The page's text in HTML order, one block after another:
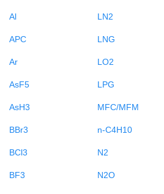
Al
APC
Ar
AsF5
AsH3
BBr3
BCl3
BF3
LN2
LNG
LO2
LPG
MFC/MFM
n-C4H10
N2
N2O